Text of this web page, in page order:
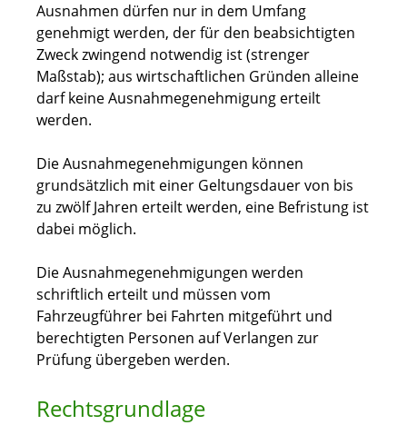
Ausnahmen dürfen nur in dem Umfang
genehmigt werden, der für den beabsichtigten
Zweck zwingend notwendig ist (strenger
Maßstab); aus wirtschaftlichen Gründen alleine
darf keine Ausnahmegenehmigung erteilt
werden.
Die Ausnahmegenehmigungen können
grundsätzlich mit einer Geltungsdauer von bis
zu zwölf Jahren erteilt werden, eine Befristung ist
dabei möglich.
Die Ausnahmegenehmigungen werden
schriftlich erteilt und müssen vom
Fahrzeugführer bei Fahrten mitgeführt und
berechtigten Personen auf Verlangen zur
Prüfung übergeben werden.
Rechtsgrundlage